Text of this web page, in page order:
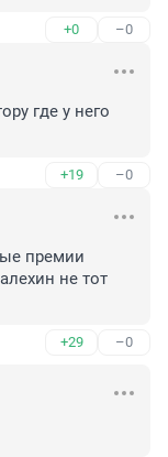
+0 –0
где у него
+19 –0
премии
не тот
+29 –0